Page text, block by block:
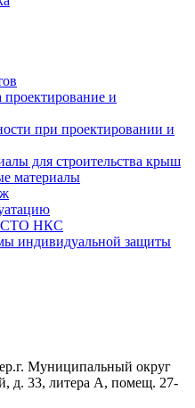
и
при проектировании и
для строительства крыш
материалы
СТО НКС
индивидуальной защиты
Муниципальный округ
д. 33, литера А, помещ. 27-